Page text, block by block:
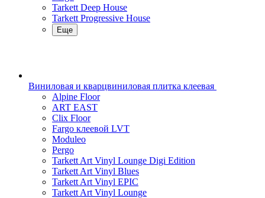
Tarkett Deep House
Tarkett Progressive House
Еще
Виниловая и кварцвиниловая плитка клеевая
Alpine Floor
ART EAST
Clix Floor
Fargo клеевой LVT
Moduleo
Pergo
Tarkett Art Vinyl Lounge Digi Edition
Tarkett Art Vinyl Blues
Tarkett Art Vinyl EPIC
Tarkett Art Vinyl Lounge